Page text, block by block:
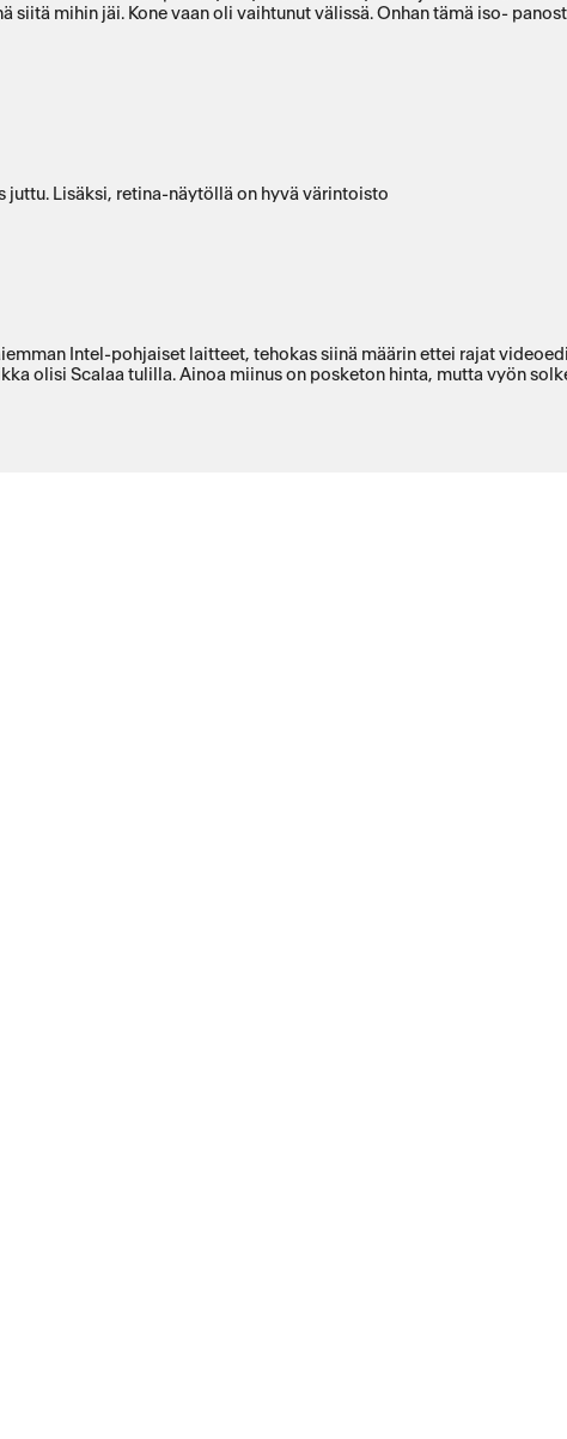
mihin jäi. Kone vaan oli vaihtunut välissä. Onhan tämä iso-
juttu. Lisäksi, retina-näytöllä on hyvä värintoisto
Intel-pohjaiset laitteet, tehokas siinä määrin ettei rajat
olisi Scalaa tulilla. Ainoa miinus on posketon hinta, mutta vyön